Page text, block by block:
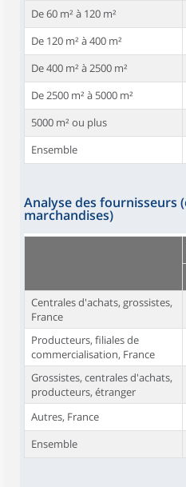
De 60 m² à 120 m²
De 120 m² à 400 m²
De 400 m² à 2500 m²
De 2500 m² à 5000 m²
5000 m² ou plus
Ensemble
Analyse des fournisseurs
marchandises)
Centrales d'achats, grossistes,
France
Producteurs, filiales de
commercialisation, France
Grossistes, centrales d'achats,
producteurs, étranger
Autres, France
Ensemble